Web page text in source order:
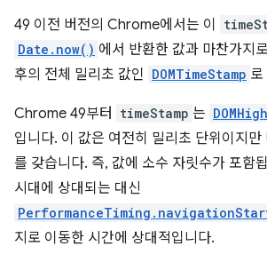
49 이전 버전의 Chrome에서는 이
Date.now() 에서 반환한 값과 마찬가지로
후의 전체 밀리초 값인 DOMTimeStamp
Chrome 49부터 timeStamp 는
입니다. 이 값은 여전히 밀리초 단위이지만
를 갖습니다. 즉, 값에 소수 자릿수가 포함
시대에 상대되는 대신
지로 이동한 시간에 상대적입니다.